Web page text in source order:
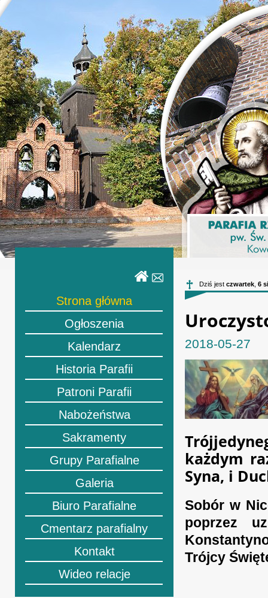
Strona główna
Ogłoszenia
Kalendarz
Historia Parafii
Patroni Parafii
Nabożeństwa
Sakramenty
Grupy Parafialne
Galeria
Biuro Parafialne
Cmentarz parafialny
Kontakt
Wideo relacje
Dziś jest czwartek 6
2018-05-27
każdym
Syna, i
Sobór w
poprzez
Trójcy